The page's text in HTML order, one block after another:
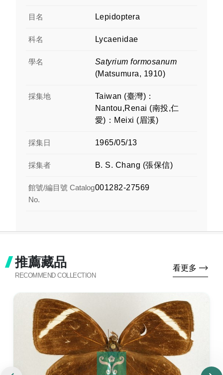
目名 Lepidoptera
科名 Lycaenidae
學名
Satyrium formosanum
(Matsumura, 1910)
採集地
Taiwan (臺灣)：
Nantou,Renai (南投,仁
愛)：Meixi (眉溪)
採集日 1965/05/13
採集者 B. S. Chang (張保信)
館號/編目號 Catalog
No.
001282-27569
推薦藏品
RECOMMEND COLLECTION
看更多